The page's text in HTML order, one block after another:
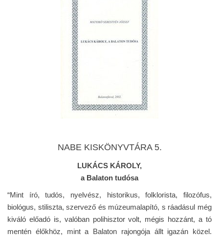
NABE KISKÖNYVTÁRA 5.
LUKÁCS KÁROLY,
a Balaton tudósa
“Mint író, tudós, nyelvész, historikus, folklorista, filozófus,
biológus, stiliszta, szervező és múzeumalapító, s ráadásul még
kiváló előadó is, valóban polihisztor volt, mégis hozzánt, a tó
mentén élőkhöz, mint a Balaton rajongója állt igazán közel.